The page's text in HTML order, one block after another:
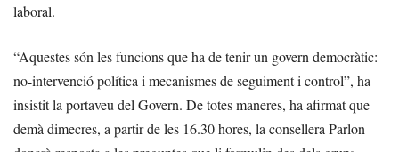
laboral.
“Aquestes són les funcions que ha de tenir un govern democràtic:
no-intervenció política i mecanismes de seguiment i control”, ha
insistit la portaveu del Govern. De totes maneres, ha afirmat que
demà dimecres, a partir de les 16.30 hores, la consellera Parlon